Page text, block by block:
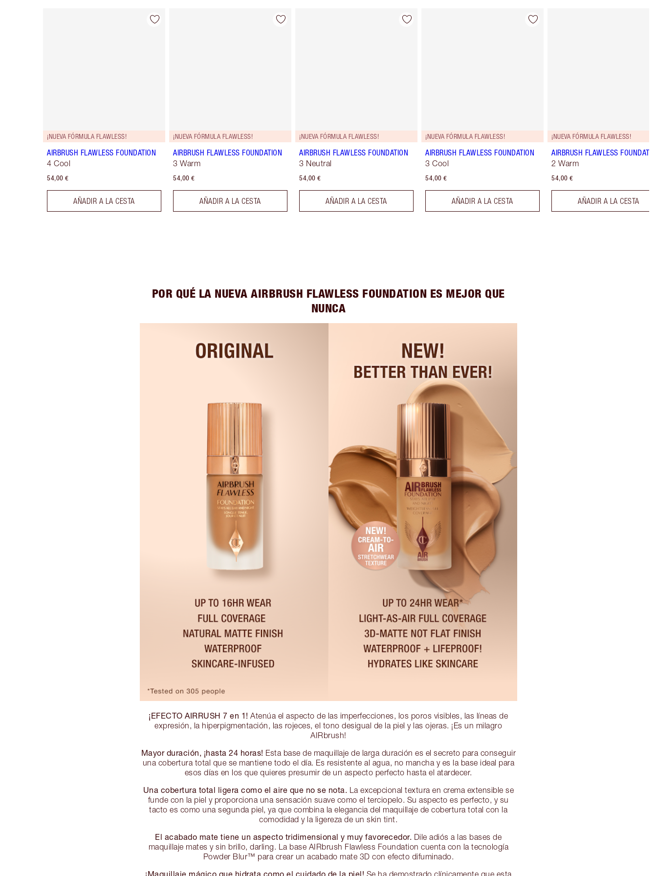
Artículo 1 de 44
¡NUEVA FÓRMULA FLAWLESS!
AIRBRUSH FLAWLESS FOUNDATION
4 Cool
54,00 €
AÑADIR A LA CESTA
Artículo 2 de 44
¡NUEVA FÓRMULA FLAWLESS!
AIRBRUSH FLAWLESS FOUNDATION
3 Warm
54,00 €
AÑADIR A LA CESTA
Artículo 3 de 44
¡NUEVA FÓRMULA FLAWLESS!
AIRBRUSH FLAWLESS FOUNDATION
3 Neutral
54,00 €
AÑADIR A LA CESTA
Artículo 4 de 44
¡NUEVA FÓRMULA FLAWLESS!
AIRBRUSH FLAWLESS FOUNDATION
3 Cool
54,00 €
AÑADIR A LA CESTA
¡NUEVA FÓRMULA FLAWLESS!
AIRBRUSH FLAWLESS
2 Warm
54,00 €
AÑADIR A LA CESTA
POR QUÉ LA NUEVA AIRBRUSH FLAWLESS FOUNDATION ES MEJOR QUE
NUNCA
¡EFECTO AIRRUSH 7 en 1! Atenúa el aspecto de las imperfecciones, los poros visibles, las líneas de
expresión, la hiperpigmentación, las rojeces, el tono desigual de la piel y las ojeras. ¡Es un milagro
AIRbrush!
Mayor duración, ¡hasta 24 horas! Esta base de maquillaje de larga duración es el secreto para conseguir
una cobertura total que se mantiene todo el día. Es resistente al agua, no mancha y es la base ideal para
esos días en los que quieres presumir de un aspecto perfecto hasta el atardecer.
Una cobertura total ligera como el aire que no se nota.
La excepcional textura en crema extensible se
funde con la piel y proporciona una sensación suave como el terciopelo. Su aspecto es perfecto, y su
tacto es como una segunda piel, ya que combina la elegancia del maquillaje de cobertura total con la
comodidad y la ligereza de un skin tint.
El acabado mate tiene un aspecto tridimensional y muy favorecedor. Dile adiós a las bases de
maquillaje mates y sin brillo, darling. La base AIRbrush Flawless Foundation cuenta con la tecnología
Powder Blur™ para crear un acabado mate 3D con efecto difuminado.
¡Maquillaje mágico que hidrata como el cuidado de la piel! Se ha demostrado clínicamente que esta